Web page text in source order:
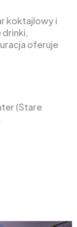
koktajlowy i
drinki,
oferuje
(Stare